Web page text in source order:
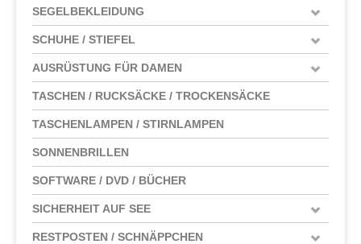
SEGELBEKLEIDUNG
SCHUHE / STIEFEL
AUSRÜSTUNG FÜR DAMEN
TASCHEN / RUCKSÄCKE / TROCKENSÄCKE
TASCHENLAMPEN / STIRNLAMPEN
SONNENBRILLEN
SOFTWARE / DVD / BÜCHER
SICHERHEIT AUF SEE
RESTPOSTEN / SCHNÄPPCHEN